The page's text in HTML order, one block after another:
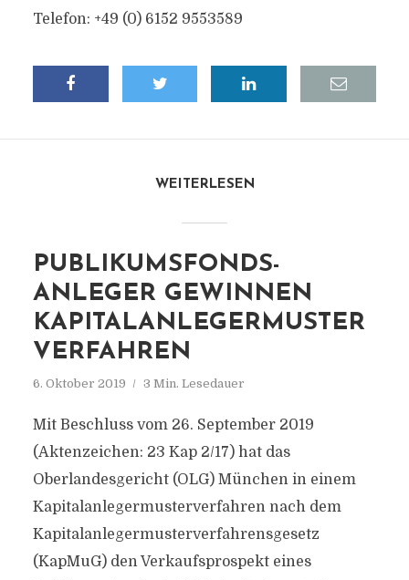
Telefon: +49 (0) 6152 9553589
WEITERLESEN
PUBLIKUMSFONDS-
ANLEGER GEWINNEN
KAPITALANLEGERMUSTER
VERFAHREN
6. Oktober 2019 3 Min. Lesedauer
Mit Beschluss vom 26. September 2019
(Aktenzeichen: 23 Kap 2/17) hat das
Oberlandesgericht (OLG) München in einem
Kapitalanlegermusterverfahren nach dem
Kapitalanlegermusterverfahrensgesetz
(KapMuG) den Verkaufsprospekt eines